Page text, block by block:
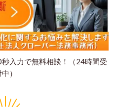
入力で無料相談！（24時間受
）